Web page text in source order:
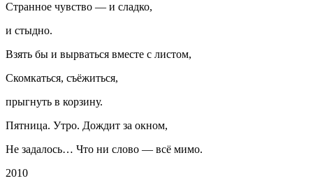
Странное чувство — и сладко,
и стыдно.
Взять бы и вырваться вместе с листом,
Скомкаться, съёжиться,
прыгнуть в корзину.
Пятница. Утро. Дождит за окном,
Не задалось… Что ни слово — всё мимо.
2010